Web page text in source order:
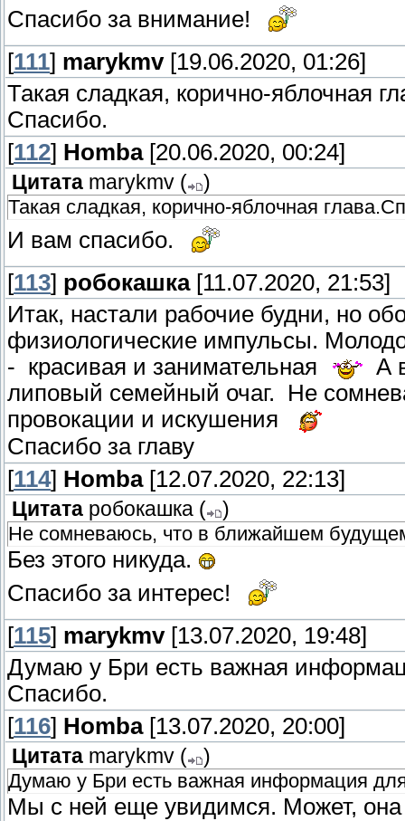
Спасибо за внимание!
[111] marykmv[19.06.2020, 01:26]
Такая сладкая, корично-яблочная
Спасибо.
[112] Homba[20.06.2020, 00:24]
Цитата marykmv (
)
Такая сладкая, корично-яблочная
И вам спасибо.
[113] робокашка[11.07.2020, 21:53]
Итак, настали рабочие будни, но
физиологические импульсы.
- красивая и занимательная
А
липовый семейный очаг. Не
провокации и искушения
Спасибо за главу
[114] Homba[12.07.2020, 22:13]
Цитата робокашка (
)
Не сомневаюсь, что в ближайшем
Без этого никуда.
Спасибо за интерес!
[115] marykmv[13.07.2020, 19:48]
Думаю у Бри есть важная
Спасибо.
[116] Homba[13.07.2020, 20:00]
Цитата marykmv (
)
Думаю у Бри есть важная информация
Мы с ней еще увидимся. Может, она